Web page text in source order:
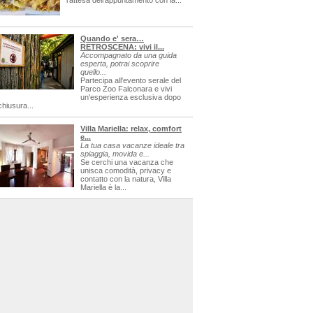
Quando e' sera…
RETROSCENA: vivi il...
Accompagnato da una guida
esperta, potrai scoprire
quello...
Partecipa all'evento serale del
Parco Zoo Falconara e vivi
un'esperienza esclusiva dopo
Villa Mariella: relax, comfort
e...
La tua casa vacanze ideale tra
spiaggia, movida e...
Se cerchi una vacanza che
unisca comodità, privacy e
contatto con la natura, Villa
Mariella è la...